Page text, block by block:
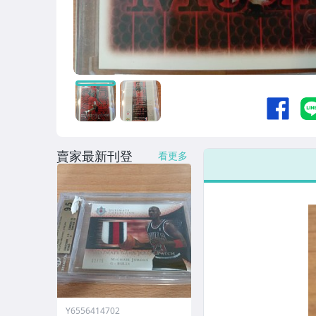
賣家最新刊登 看更多
Y6556414702